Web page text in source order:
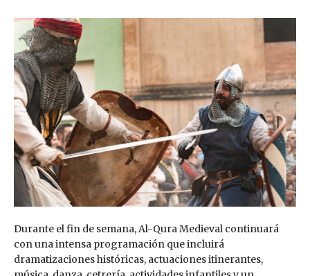
Durante el fin de semana, Al-Qura Medieval continuará
con una intensa programación que incluirá
dramatizaciones históricas, actuaciones itinerantes,